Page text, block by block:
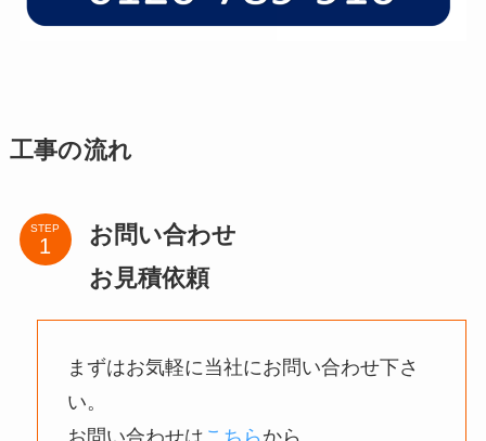
工事の流れ
STEP
お問い合わせ
お見積依頼
まずはお気軽に当社にお問い合わせ下さ
い。